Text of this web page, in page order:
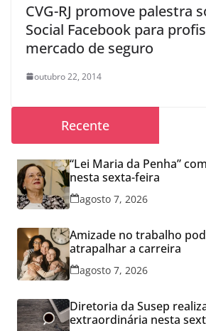
CVG-RJ promove palestra
Social Facebook para
mercado de seguro
outubro 22, 2014
Recente
“Lei Maria da Penha”
nesta sexta-feira
agosto 7, 2026
Amizade no trabalho
atrapalhar a carreira
agosto 7, 2026
Diretoria da Susep
extraordinária nesta